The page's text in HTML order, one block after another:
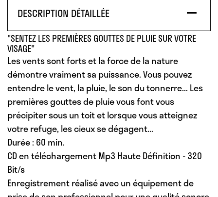
DESCRIPTION DÉTAILLÉE
"SENTEZ LES PREMIÈRES GOUTTES DE PLUIE SUR VOTRE
VISAGE"
Les vents sont forts et la force de la nature
démontre vraiment sa puissance. Vous pouvez
entendre le vent, la pluie, le son du tonnerre... Les
premières gouttes de pluie vous font vous
précipiter sous un toit et lorsque vous atteignez
votre refuge, les cieux se dégagent...
Durée : 60 min.
CD en téléchargement Mp3 Haute Définition - 320
Bit/s
Enregistrement réalisé avec un équipement de